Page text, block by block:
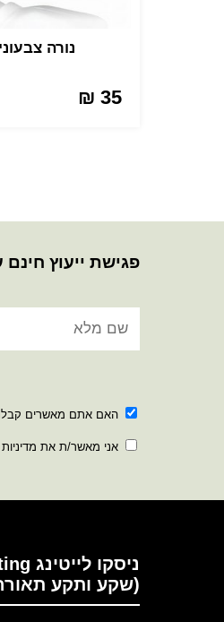
נורה
35 ₪
פגישת ייעוץ
האם אתם מאשרים קבלת
אני מאשר/ת את
ניסקו לייטינג Nisko Lighting
(שקע ותקע